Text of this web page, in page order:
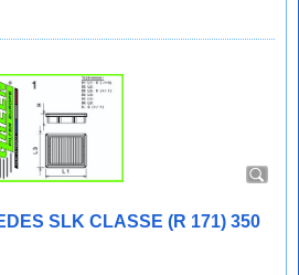
SLK CLASSE (R 171) 350